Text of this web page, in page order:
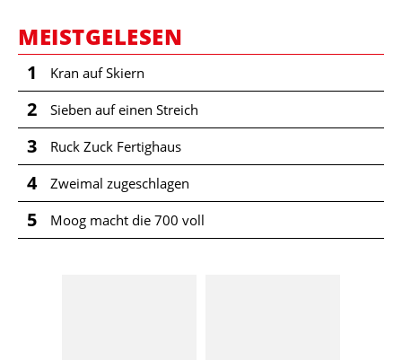
MEISTGELESEN
1 Kran auf Skiern
2 Sieben auf einen Streich
3 Ruck Zuck Fertighaus
4 Zweimal zugeschlagen
5 Moog macht die 700 voll